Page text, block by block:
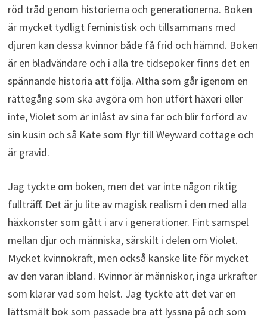
röd tråd genom historierna och generationerna. Boken
är mycket tydligt feministisk och tillsammans med
djuren kan dessa kvinnor både få frid och hämnd. Boken
är en bladvändare och i alla tre tidsepoker finns det en
spännande historia att följa. Altha som går igenom en
rättegång som ska avgöra om hon utfört häxeri eller
inte, Violet som är inlåst av sina far och blir förförd av
sin kusin och så Kate som flyr till Weyward cottage och
är gravid.
Jag tyckte om boken, men det var inte någon riktig
fullträff. Det är ju lite av magisk realism i den med alla
häxkonster som gått i arv i generationer. Fint samspel
mellan djur och människa, särskilt i delen om Violet.
Mycket kvinnokraft, men också kanske lite för mycket
av den varan ibland. Kvinnor är människor, inga urkrafter
som klarar vad som helst. Jag tyckte att det var en
lättsmält bok som passade bra att lyssna på och som